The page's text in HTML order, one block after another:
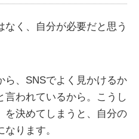
なく、自分が必要だと思う
ら、SNSでよく見かけるか
言われているから。こうし
を決めてしまうと、自分の
ります。